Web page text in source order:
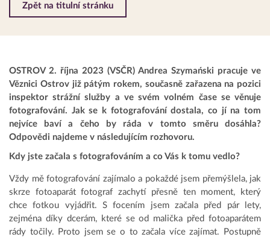
Zpět na titulní stránku
OSTROV 2. října 2023 (VSČR) Andrea Szymański pracuje ve
Věznici Ostrov již pátým rokem, současně zařazena na pozici
inspektor strážní služby a ve svém volném čase se věnuje
fotografování. Jak se k fotografování dostala, co jí na tom
nejvíce baví a čeho by ráda v tomto směru dosáhla?
Odpovědi najdeme v následujícím rozhovoru.
Kdy jste začala s fotografováním a co Vás k tomu vedlo?
Vždy mě fotografování zajímalo a pokaždé jsem přemýšlela, jak
skrze fotoaparát fotograf zachytí přesně ten moment, který
chce fotkou vyjádřit. S focením jsem začala před pár lety,
zejména díky dcerám, které se od malička před fotoaparátem
rády točily. Proto jsem se o to začala více zajímat. Postupně